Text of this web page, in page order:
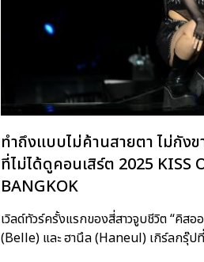
ทำถึงแบบไม่ค้านสายตา ไม่กัง
ที่ไม่ได้ดูคอนเสิร์ต 2025 KISS
BANGKOK
เวิลด์ทัวร์ครั้งแรกของสี่สาวจูบชีวิต “คิส
(Belle) และ ฮานึล (Haneul) เกิร์ลกรุ๊ปที่